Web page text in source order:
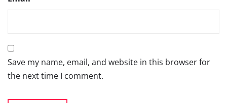
Save my name, email, and website in this browser for
the next time I comment.